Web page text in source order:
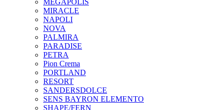
MEGAPOLIS
MIRACLE
NAPOLI
NOVA
PALMIRA
PARADISE
PETRA
Pion Crema
PORTLAND
RESORT
SANDERSDOLCE
SENS BAYRON ELEMENTO
SHAPE/FERN